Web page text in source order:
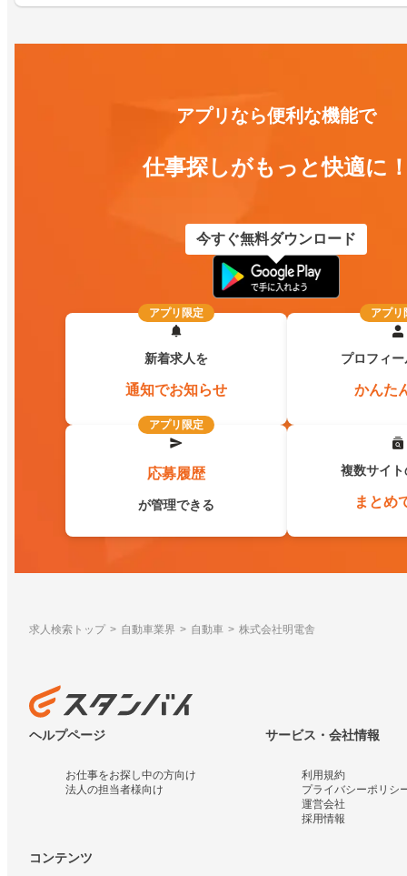
アプリなら便利な機能で
仕事探しがもっと快適に
今すぐ無料ダウンロード
アプリ限定
新着求人を
通知でお知らせ
アプリ
プロフィ
かんた
アプリ限定
応募履歴
が管理できる
複数サイ
まとめ
求人検索トップ 自動車業界 自動車 株式会社明電舎
ヘルプページ
お仕事をお探し中の方向け
法人の担当者様向け
サービス・会社情報
利用規約
プライバシーポリシ
運営会社
採用情報
コンテンツ